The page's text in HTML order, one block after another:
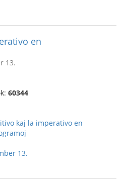
en
13.
60344
kaj la imperativo en
13.